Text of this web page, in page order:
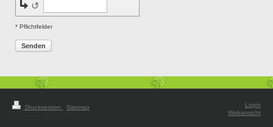
↺
* Pflichtfelder
Senden
Druckversion
Sitemap
Login
Webansicht